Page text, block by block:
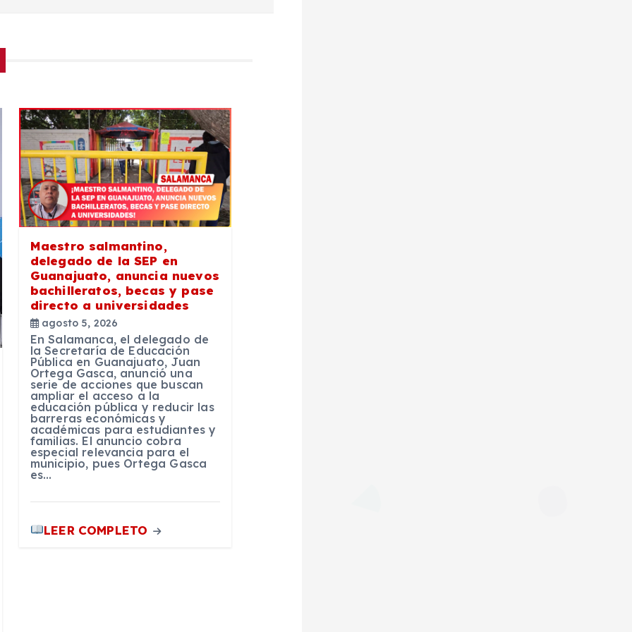
Maestro salmantino,
delegado de la SEP en
Guanajuato, anuncia nuevos
bachilleratos, becas y pase
directo a universidades
agosto 5, 2026
En Salamanca, el delegado de
la Secretaría de Educación
Pública en Guanajuato, Juan
Ortega Gasca, anunció una
serie de acciones que buscan
ampliar el acceso a la
educación pública y reducir las
barreras económicas y
académicas para estudiantes y
familias. El anuncio cobra
especial relevancia para el
municipio, pues Ortega Gasca
es…
LEER COMPLETO